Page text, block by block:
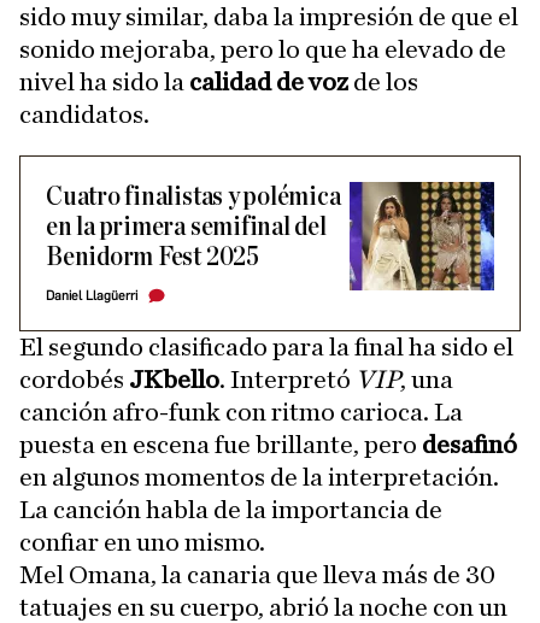
sido muy similar, daba la impresión de que el
sonido mejoraba, pero lo que ha elevado de
nivel ha sido la calidad de vozde los
candidatos.
Cuatro finalistas y polémica
en la primera semifinal del
Benidorm Fest 2025
Daniel Llagüerri
El segundo clasificado para la final ha sido el
cordobés JKbello. Interpretó VIP, una
canción afro-funk con ritmo carioca. La
puesta en escena fue brillante, pero desafinó
en algunos momentos de la interpretación.
La canción habla de la importancia de
confiar en uno mismo.
Mel Omana, la canaria que lleva más de 30
tatuajes en su cuerpo, abrió la noche con un